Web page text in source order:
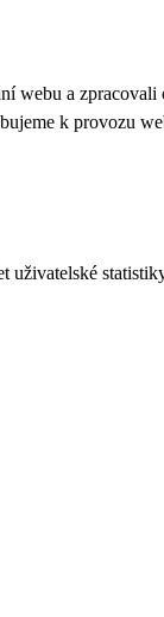
a
k provozu